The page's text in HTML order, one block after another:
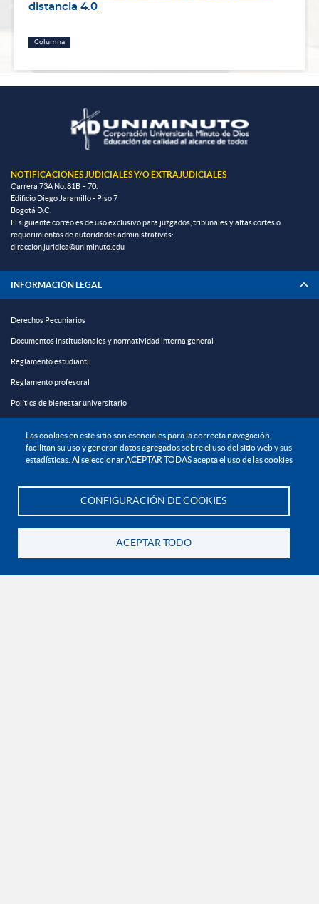
Las cookies en este sitio son esenciales para la correcta navegación,
facilitan su uso y generan datos agregados sobre el uso del sitio web y sus
estadísticas. Al seleccionar ACEPTAR TODAS acepta el uso de las cookies
CONFIGURACIÓN DE COOKIES
ACEPTAR TODO
distancia 4.0
Columna
NOTIFICACIONES JUDICIALES Y/O EXTRAJUDICIALES
Carrera 73A No. 81B – 70.
Edificio Diego Jaramillo - Piso 7
Bogotá D.C.
El siguiente correo es de uso exclusivo para juzgados, tribunales y altas cortes o
requerimientos de autoridades administrativas:
direccion.juridica@uniminuto.edu
INFORMACIÓN LEGAL
Derechos Pecuniarios
Documentos institucionales y normatividad interna general
Reglamento estudiantil
Reglamento profesoral
Política de bienestar universitario
EXPLORA
¡CONÉCTATE CON LA INSTITUCIÓN!